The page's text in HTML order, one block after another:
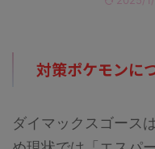
対策ポケモンに
ダイマックスゴース